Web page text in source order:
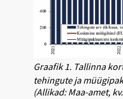
Graafik 1. Tallinna
tehingute ja
(Allikad: Maa-amet,